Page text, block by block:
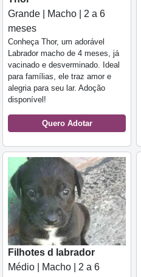
Grande | Macho | 2 a 6
meses
Conheça Thor, um adorável
Labrador macho de 4 meses, já
vacinado e desverminado. Ideal
para famílias, ele traz amor e
alegria para seu lar. Adoção
disponível!
Quero Adotar
Filhotes d labrador
Médio | Macho | 2 a 6